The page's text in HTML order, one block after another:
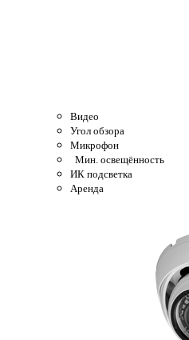
Видео
Угол обзора
Микрофон
Мин. освещённость
ИК подсветка
Аренда